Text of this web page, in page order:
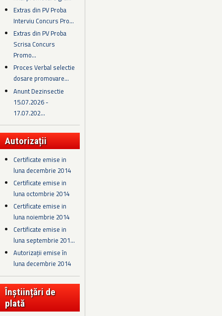
Extras din PV Proba
Interviu Concurs Pro...
Extras din PV Proba
Scrisa Concurs
Promo...
Proces Verbal selectie
dosare promovare...
Anunt Dezinsectie
15.07.2026 -
17.07.202...
Autorizații
Certificate emise in
luna decembrie 2014
Certificate emise in
luna octombrie 2014
Certificate emise in
luna noiembrie 2014
Certificate emise in
luna septembrie 201...
Autorizații emise în
luna decembrie 2014
Înștiințări de
plată